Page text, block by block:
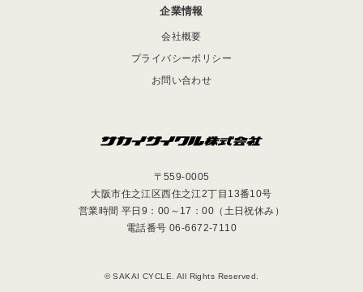
企業情報
会社概要
プライバシーポリシー
お問い合わせ
〒559-0005
大阪市住之江区西住之江2丁目13番10号
営業時間 平日9：00～17：00（土日祝休み）
電話番号 06-6672-7110
© SAKAI CYCLE. All Rights Reserved.